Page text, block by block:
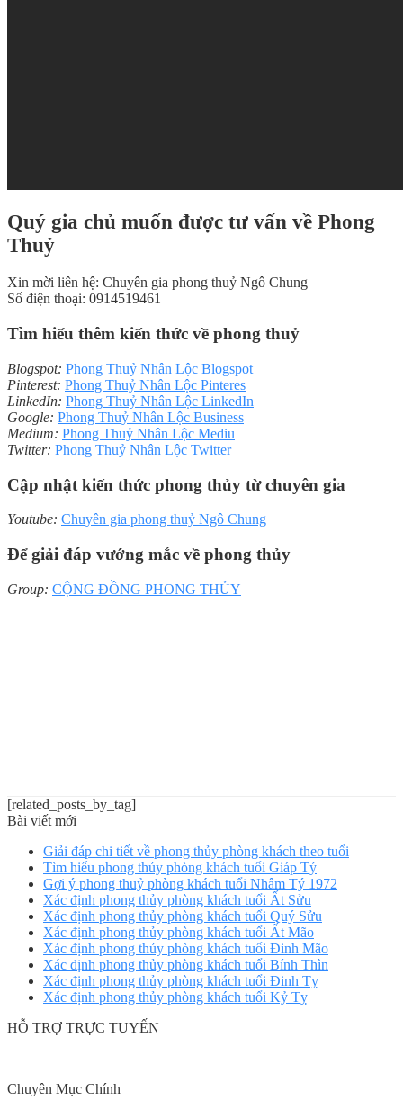
Quý gia chủ muốn được tư vấn về Phong
Thuỷ
Xin mời liên hệ: Chuyên gia phong thuỷ Ngô Chung
Số điện thoại: 0914519461
Tìm hiểu thêm kiến thức về phong thuỷ
Blogspot: Phong Thuỷ Nhân Lộc Blogspot
Pinterest: Phong Thuỷ Nhân Lộc Pinteres
LinkedIn: Phong Thuỷ Nhân Lộc LinkedIn
Google: Phong Thuỷ Nhân Lộc Business
Medium: Phong Thuỷ Nhân Lộc Mediu
Twitter: Phong Thuỷ Nhân Lộc Twitter
Cập nhật kiến thức phong thủy từ chuyên gia
Youtube: Chuyên gia phong thuỷ Ngô Chung
Để giải đáp vướng mắc về phong thủy
Group: CỘNG ĐỒNG PHONG THỦY
[related_posts_by_tag]
Bài viết mới
Giải đáp chi tiết về phong thủy phòng khách theo tuổi
Tìm hiểu phong thủy phòng khách tuổi Giáp Tý
Gợi ý phong thuỷ phòng khách tuổi Nhâm Tý 1972
Xác định phong thủy phòng khách tuổi Ất Sửu
Xác định phong thủy phòng khách tuổi Quý Sửu
Xác định phong thủy phòng khách tuổi Ất Mão
Xác định phong thủy phòng khách tuổi Đinh Mão
Xác định phong thủy phòng khách tuổi Bính Thìn
Xác định phong thủy phòng khách tuổi Đinh Tỵ
Xác định phong thủy phòng khách tuổi Kỷ Tỵ
HỖ TRỢ TRỰC TUYẾN
Chuyên Mục Chính